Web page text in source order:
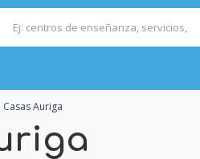
Casas Auriga